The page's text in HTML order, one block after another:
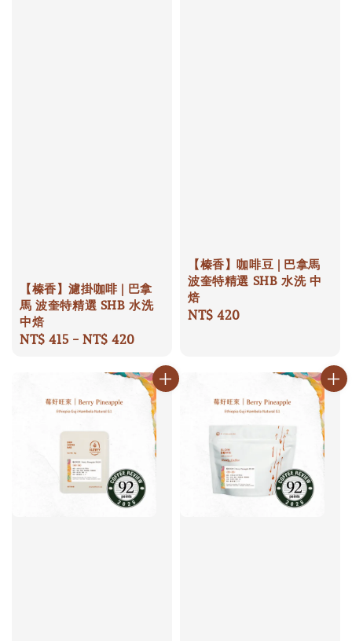
【榛香】濾掛咖啡 | 巴拿
馬 波奎特精選 SHB 水洗
中焙
Regular
NT$ 415 -NT$ 420
【榛香】咖啡豆 | 巴拿馬
波奎特精選 SHB 水洗 中
焙
Regular
NT$ 420